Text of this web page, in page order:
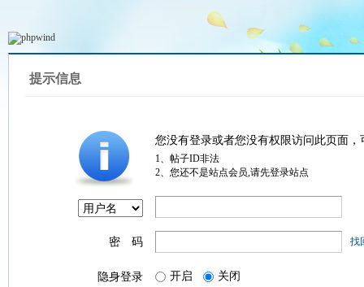
提示信息
您没有登录或者您没有权限访问此页面
1、帖子ID非法
2、您还不是站点会员,请先登录站点
密 码 找
隐身登录 开启 关闭